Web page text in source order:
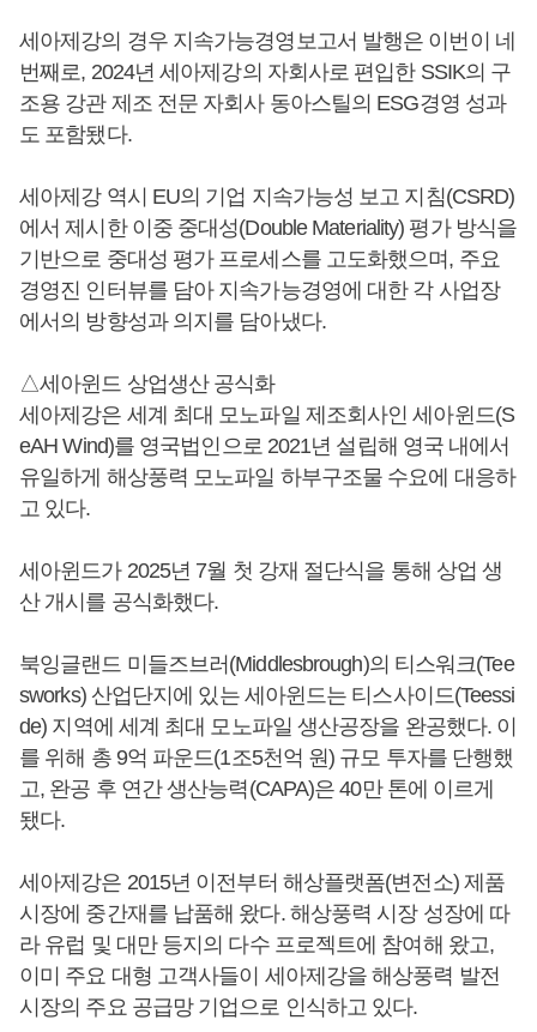
세아제강의 경우 지속가능경영보고서 발행은 이번이 네
번째로, 2024년 세아제강의 자회사로 편입한 SSIK의 구
조용 강관 제조 전문 자회사 동아스틸의 ESG경영 성과
도 포함됐다.
세아제강 역시 EU의 기업 지속가능성 보고 지침(CSRD)
에서 제시한 이중 중대성(Double Materiality) 평가 방식을
기반으로 중대성 평가 프로세스를 고도화했으며, 주요
경영진 인터뷰를 담아 지속가능경영에 대한 각 사업장
에서의 방향성과 의지를 담아냈다.
△세아윈드 상업생산 공식화
세아제강은 세계 최대 모노파일 제조회사인 세아윈드(S
eAH Wind)를 영국법인으로 2021년 설립해 영국 내에서
유일하게 해상풍력 모노파일 하부구조물 수요에 대응하
고 있다.
세아윈드가 2025년 7월 첫 강재 절단식을 통해 상업 생
산 개시를 공식화했다.
북잉글랜드 미들즈브러(Middlesbrough)의 티스워크(Tee
sworks) 산업단지에 있는 세아윈드는 티스사이드(Teessi
de) 지역에 세계 최대 모노파일 생산공장을 완공했다. 이
를 위해 총 9억 파운드(1조5천억 원) 규모 투자를 단행했
고, 완공 후 연간 생산능력(CAPA)은 40만 톤에 이르게
됐다.
세아제강은 2015년 이전부터 해상플랫폼(변전소) 제품
시장에 중간재를 납품해 왔다. 해상풍력 시장 성장에 따
라 유럽 및 대만 등지의 다수 프로젝트에 참여해 왔고,
이미 주요 대형 고객사들이 세아제강을 해상풍력 발전
시장의 주요 공급망 기업으로 인식하고 있다.